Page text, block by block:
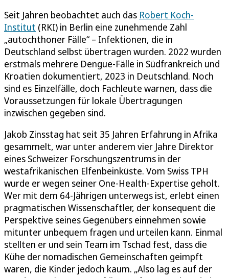
Seit Jahren beobachtet auch das Robert Koch-
Institut (RKI) in Berlin eine zunehmende Zahl
„autochthoner Fälle“ – Infektionen, die in
Deutschland selbst übertragen wurden. 2022 wurden
erstmals mehrere Dengue-Fälle in Südfrankreich und
Kroatien dokumentiert, 2023 in Deutschland. Noch
sind es Einzelfälle, doch Fachleute warnen, dass die
Voraussetzungen für lokale Übertragungen
inzwischen gegeben sind.
Jakob Zinsstag hat seit 35 Jahren Erfahrung in Afrika
gesammelt, war unter anderem vier Jahre Direktor
eines Schweizer Forschungszentrums in der
westafrikanischen Elfenbeinküste. Vom Swiss TPH
wurde er wegen seiner One-Health-Expertise geholt.
Wer mit dem 64-Jährigen unterwegs ist, erlebt einen
pragmatischen Wissenschaftler, der konsequent die
Perspektive seines Gegenübers einnehmen sowie
mitunter unbequem fragen und urteilen kann. Einmal
stellten er und sein Team im Tschad fest, dass die
Kühe der nomadischen Gemeinschaften geimpft
waren, die Kinder jedoch kaum. „Also lag es auf der